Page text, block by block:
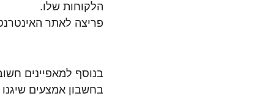
הלקוחות שלו.
פריצה לאתר
בנוסף למאפיינים
בחשבון אמצעים